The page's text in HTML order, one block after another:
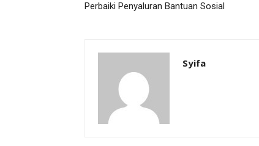
Perbaiki Penyaluran Bantuan Sosial
Syifa